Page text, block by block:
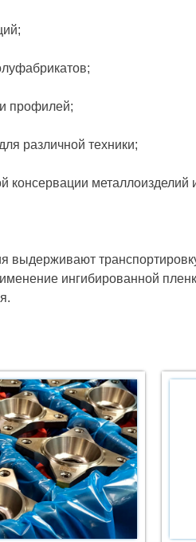
профилей;
различной техники;
консервации
выдерживают
ингибированной